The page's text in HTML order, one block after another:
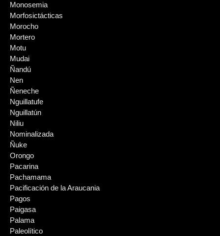
Monosemia
Morfosictácticas
Morocho
Mortero
Motu
Mudai
Ñandú
Nen
Ñeneche
Nguillatufe
Nguillatún
Niliu
Nominalizada
Ñuke
Orongo
Pacarina
Pachamama
Pacificación de la Araucania
Pagos
Paigasa
Palama
Paleolítico